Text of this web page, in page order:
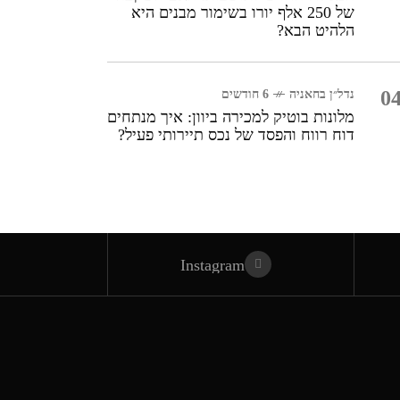
של 250 אלף יורו בשימור מבנים היא
הלהיט הבא?
נדל״ן בחאניה 6 חודשים
מלונות בוטיק למכירה ביוון: איך מנתחים
דוח רווח והפסד של נכס תיירותי פעיל?
Instagram